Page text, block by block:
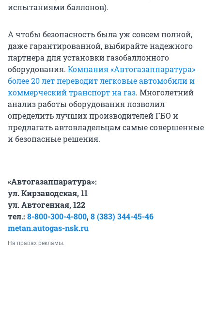
испытаниями баллонов).
А чтобы безопасность была уж совсем полной,
даже гарантированной, выбирайте надежного
партнера для установки газобаллонного
оборудования. Компания «Автогазаппаратура»
более 20 лет переводит легковые автомобили и
коммерческий транспорт на газ. Многолетний
анализ работы оборудования позволил
определить лучших производителей ГБО и
предлагать автовладельцам самые совершенные
и безопасные решения.
«Автогазаппаратура»:
ул. Кирзаводская, 11
ул. Автогенная, 122
тел.: 8-800-300-4-800,8 (383) 344-45-46
metan.autogas-nsk.ru
На правах рекламы.